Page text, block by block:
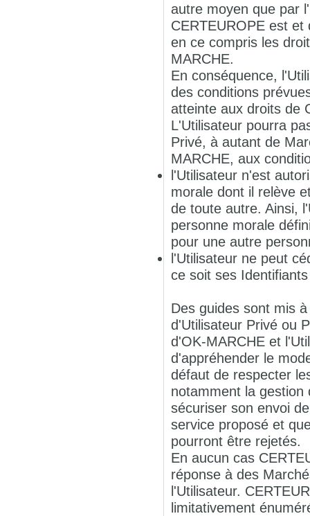
autre moyen que par
CERTEUROPE est
en ce compris les
MARCHE.
En conséquence,
des conditions
atteinte aux droits de
L'Utilisateur pourra
Privé, à autant de
MARCHE, aux
l'Utilisateur n'est
morale dont il relève
de toute autre. Ainsi,
personne morale
pour une autre
l'Utilisateur ne peut
ce soit ses
Des guides sont mis
d'Utilisateur Privé ou
d'OK-MARCHE et
d'appréhender le
défaut de respecter
notamment la
sécuriser son envoi
service proposé et
pourront être rejetés.
En aucun cas
réponse à des
l'Utilisateur.
limitativement